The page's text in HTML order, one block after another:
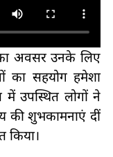
अवसर उनके लिए
का सहयोग हमेशा
उपस्थित लोगों ने
की शुभकामनाएं दीं
किया।